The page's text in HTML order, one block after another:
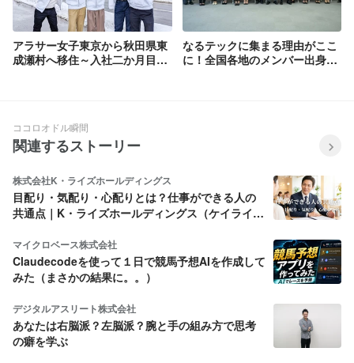
アラサー女子東京から秋田県東
成瀬村へ移住～入社二か月目の
なるテックに集まる理由がここ
に！全国各地のメンバー出身地
ココロオドル瞬間
関連するストーリー
株式会社K・ライズホールディングス
目配り・気配り・心配りとは？仕事ができる人の
共通点｜K・ライズホールディングス（ケイライ
マイクロベース株式会社
Claudecodeを使って１日で競馬予想AIを作成して
みた（まさかの結果に。。）
デジタルアスリート株式会社
あなたは右脳派？左脳派？腕と手の組み方で思考
の癖を学ぶ